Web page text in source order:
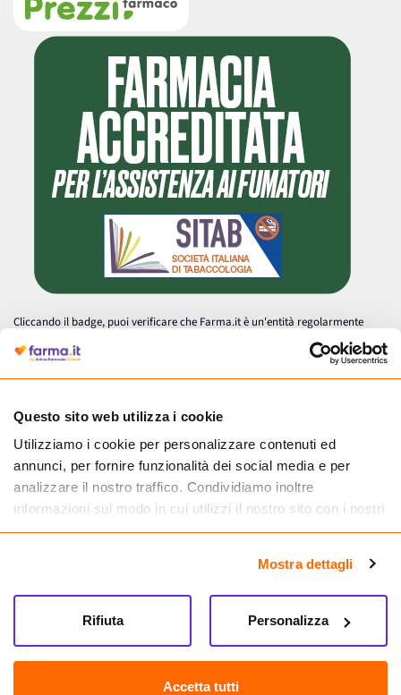
Questo sito web utilizza i cookie
Utilizziamo i cookie per personalizzare contenuti ed
annunci, per fornire funzionalità dei social media e per
analizzare il nostro traffico. Condividiamo inoltre
informazioni sul modo in cui utilizzi il nostro sito con i nostri
partner che si occupano di analisi dei dati web, pubblicità e
informazioni che hai fornito loro o che hanno raccolto dal
tuo utilizzo dei loro servizi.
Mostra dettagli
Accetta tutti
Personalizza
Rifiuta
Cliccando il badge, puoi verificare che Farma.it è un'entità regolarmente
autorizzata dal Ministero della Salute a effettuare la vendita online di
medicinali.
Farma.it S.a.s. P. IVA 07417261216 REA: NA-884088
CREDITS
Sede legale Via delle Repubbliche Marinare 128, 80147 Napoli